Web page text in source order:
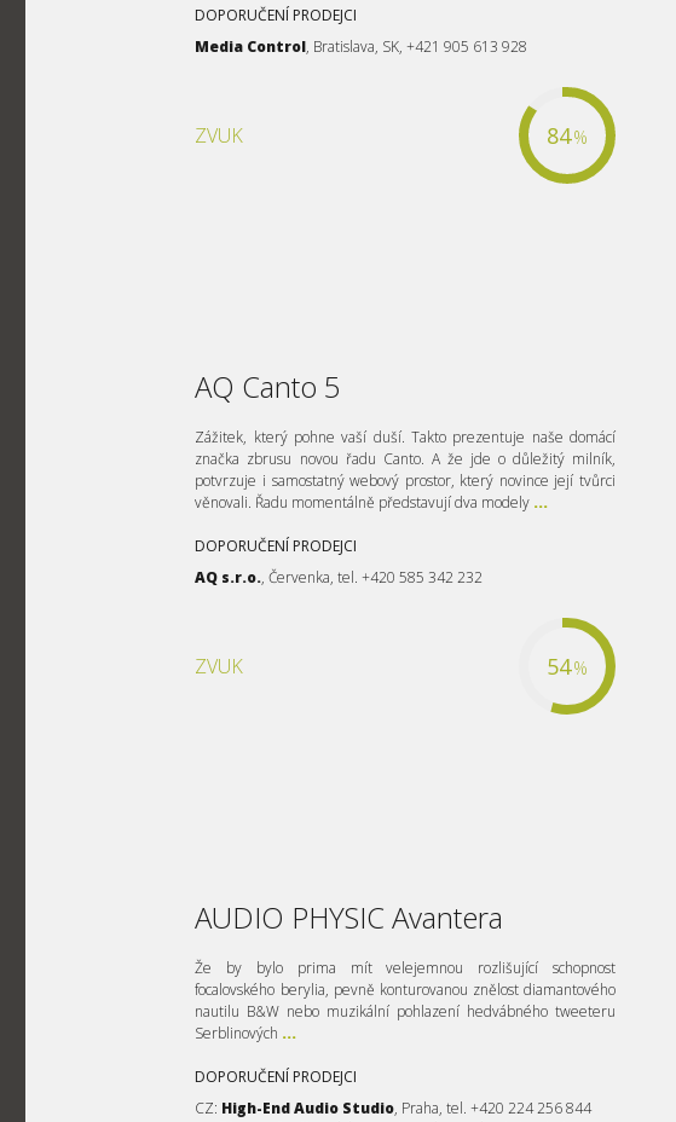
DOPORUČENÍ PRODEJCI
Media Control, Bratislava, SK, +421 905 613 928
ZVUK 84%
AQ Canto 5
Zážitek, který pohne vaší duší. Takto prezentuje naše domácí
značka zbrusu novou řadu Canto. A že jde o důležitý milník,
potvrzuje i samostatný webový prostor, který novince její tvůrci
věnovali. Řadu momentálně představují dva modely ...
DOPORUČENÍ PRODEJCI
AQ s.r.o., Červenka, tel. +420 585 342 232
ZVUK 54%
AUDIO PHYSIC Avantera
Že by bylo prima mít velejemnou rozlišující schopnost
focalovského berylia, pevně konturovanou znělost diamantového
nautilu B&W nebo muzikální pohlazení hedvábného tweeteru
Serblinových ...
DOPORUČENÍ PRODEJCI
CZ: High-End Audio Studio, Praha, tel. +420 224 256 844